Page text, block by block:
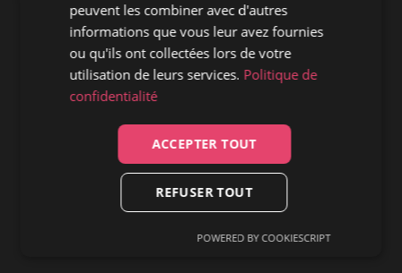
AFRICAINES
peuvent les combiner avec d'autres
informations que vous leur avez fournies
ou qu'ils ont collectées lors de votre
utilisation de leurs services. Politique de
confidentialité
ACCEPTER TOUT
REFUSER TOUT
POWERED BY COOKIESCRIPT